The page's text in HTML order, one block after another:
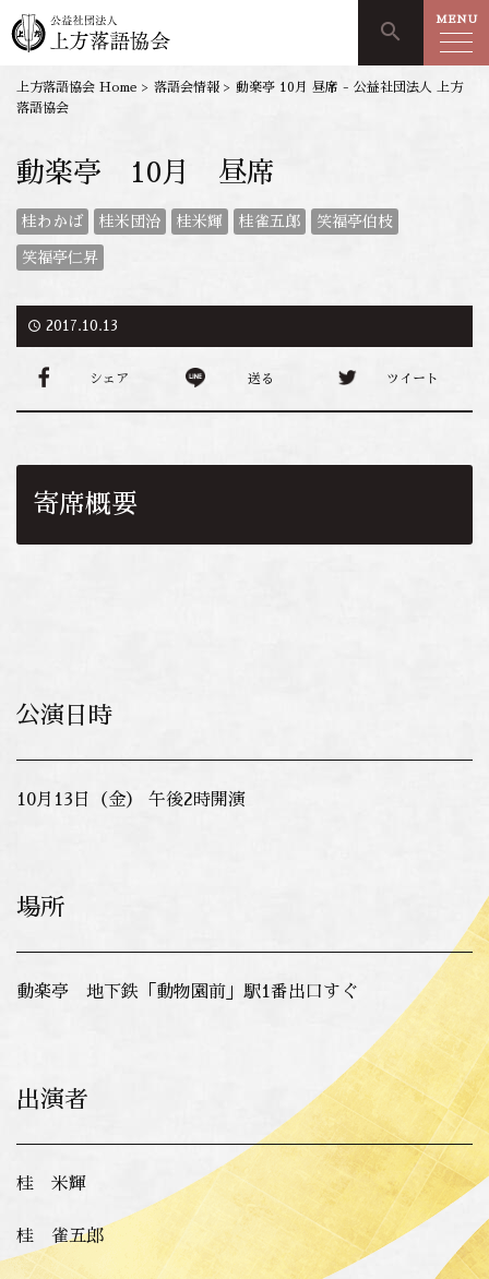
search MENU
上方落語協会 Home > 落語会情報 > 動楽亭 10月 昼席 - 公益社団法人 上方
落語協会
動楽亭 10月 昼席
桂わかば 桂米団治 桂米輝 桂雀五郎 笑福亭伯枝
笑福亭仁昇
access_time 2017.10.13
シェア 送る ツイート
寄席概要
公演日時
10月13日（金） 午後2時開演
場所
動楽亭 地下鉄「動物園前」駅1番出口すぐ
出演者
桂 米輝
桂 雀五郎